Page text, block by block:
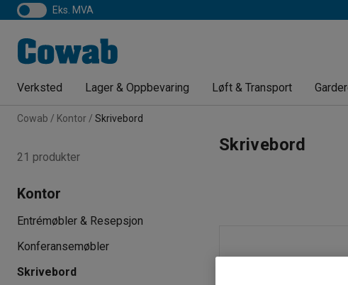
eks. MVA
Verksted Lager & Oppbevaring Løft & Transport
Cowab Kontor Skrivebord
Skrivebord
21 produkter
Kontor
Entrémøbler & Resepsjon
Konferansemøbler
Skrivebord